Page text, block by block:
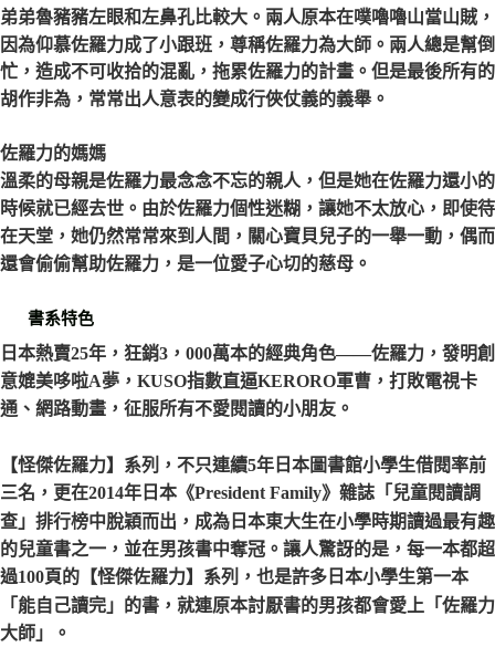
弟弟魯豬豬左眼和左鼻孔比較大。兩人原本在噗嚕嚕山當山賊，
因為仰慕佐羅力成了小跟班，尊稱佐羅力為大師。兩人總是幫倒
忙，造成不可收拾的混亂，拖累佐羅力的計畫。但是最後所有的
胡作非為，常常出人意表的變成行俠仗義的義舉。
佐羅力的媽媽
溫柔的母親是佐羅力最念念不忘的親人，但是她在佐羅力還小的
時候就已經去世。由於佐羅力個性迷糊，讓她不太放心，即使待
在天堂，她仍然常常來到人間，關心寶貝兒子的一舉一動，偶而
還會偷偷幫助佐羅力，是一位愛子心切的慈母。
書系特色
日本熱賣25年，狂銷3，000萬本的經典角色——佐羅力，發明創
意媲美哆啦A夢，KUSO指數直逼KERORO軍曹，打敗電視卡
通、網路動畫，征服所有不愛閱讀的小朋友。
【怪傑佐羅力】系列，不只連續5年日本圖書館小學生借閱率前
三名，更在2014年日本《President Family》雜誌「兒童閱讀調
查」排行榜中脫穎而出，成為日本東大生在小學時期讀過最有趣
的兒童書之一，並在男孩書中奪冠。讓人驚訝的是，每一本都超
過100頁的【怪傑佐羅力】系列，也是許多日本小學生第一本
「能自己讀完」的書，就連原本討厭書的男孩都會愛上「佐羅力
大師」。